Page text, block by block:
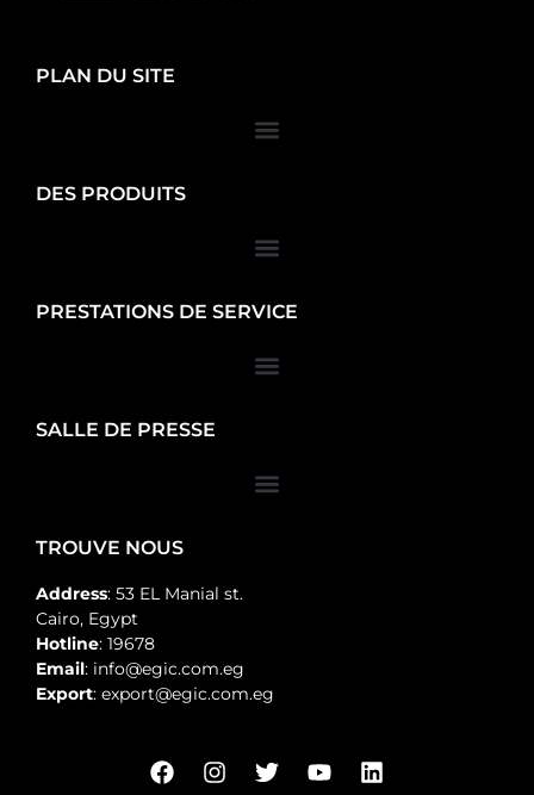
PLAN DU SITE
DES PRODUITS
PRESTATIONS DE SERVICE
SALLE DE PRESSE
TROUVE NOUS
Address: 53 EL Manial st.
Cairo, Egypt
Hotline: 19678
Email: info@egic.com.eg
Export: export@egic.com.eg